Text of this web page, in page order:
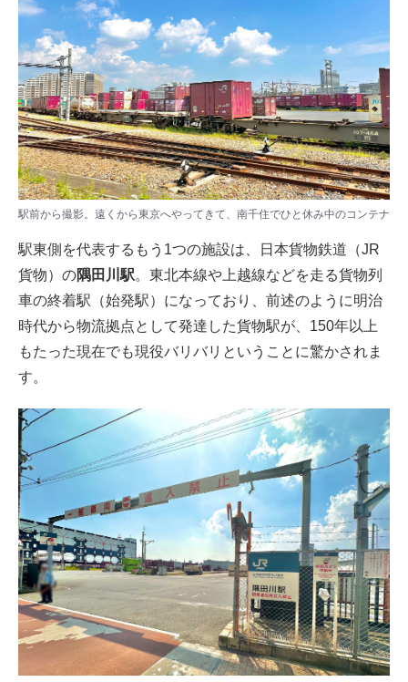
駅前から撮影。遠くから東京へやってきて、南千住でひと休み中のコンテナ
駅東側を代表するもう1つの施設は、日本貨物鉄道（JR
貨物）の隅田川駅。東北本線や上越線などを走る貨物列
車の終着駅（始発駅）になっており、前述のように明治
時代から物流拠点として発達した貨物駅が、150年以上
もたった現在でも現役バリバリということに驚かされま
す。